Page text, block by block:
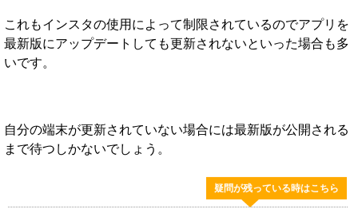
これもインスタの使用によって制限されているのでアプリを
最新版にアップデートしても更新されないといった場合も多
いです。
自分の端末が更新されていない場合には最新版が公開される
まで待つしかないでしょう。
疑問が残っている時はこちら